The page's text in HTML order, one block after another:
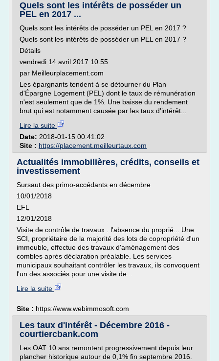
Quels sont les intérêts de posséder un
PEL en 2017 ...
Quels sont les intérêts de posséder un PEL en 2017 ?
Quels sont les intérêts de posséder un PEL en 2017 ?
Détails
vendredi 14 avril 2017 10:55
par Meilleurplacement.com
Les épargnants tendent à se détourner du Plan
d'Épargne Logement (PEL) dont le taux de rémunération
n'est seulement que de 1%. Une baisse du rendement
brut qui est notamment causée par les taux d'intérêt...
Lire la suite
Date: 2018-01-15 00:41:02
Site : https://placement.meilleurtaux.com
Actualités immobilières, crédits, conseils et
investissement
Sursaut des primo-accédants en décembre
10/01/2018
EFL
12/01/2018
Visite de contrôle de travaux : l'absence du proprié... Une
SCI, propriétaire de la majorité des lots de copropriété d'un
immeuble, effectue des travaux d'aménagement des
combles après déclaration préalable. Les services
municipaux souhaitant contrôler les travaux, ils convoquent
l'un des associés pour une visite de...
Lire la suite
Site : https://www.webimmosoft.com
Les taux d'intérêt - Décembre 2016 -
courtiercbank.com
Les OAT 10 ans remontent progressivement depuis leur
plancher historique autour de 0,1% fin septembre 2016.